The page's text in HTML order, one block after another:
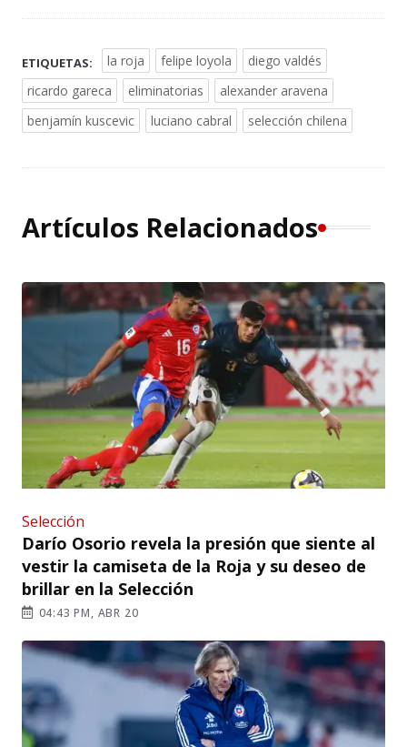
ETIQUETAS: la roja felipe loyola
diego valdés
ricardo gareca
eliminatorias
alexander aravena
benjamín kuscevic
luciano cabral selección chilena
Artículos Relacionados
Selección
Darío Osorio revela la presión que siente al
vestir la camiseta de la Roja y su deseo de
brillar en la Selección
04:43 PM, ABR 20